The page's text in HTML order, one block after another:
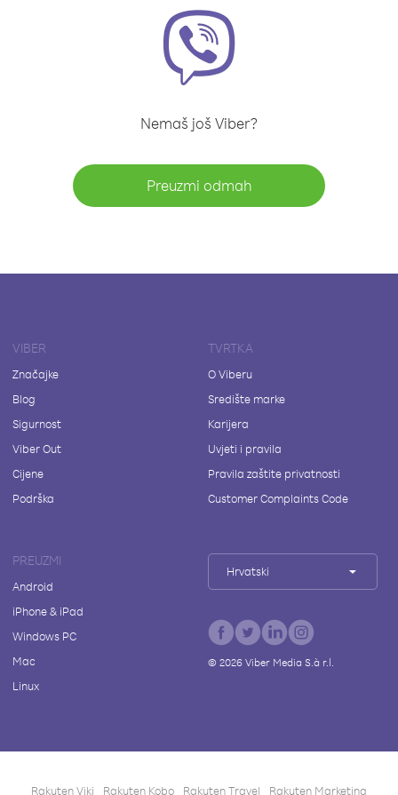
Nemaš još Viber?
Preuzmi odmah
VIBER
Značajke
Blog
Sigurnost
Viber Out
Cijene
Podrška
TVRTKA
O Viberu
Središte marke
Karijera
Uvjeti i pravila
Pravila zaštite privatnosti
Customer Complaints Code
PREUZMI
Android
iPhone & iPad
Windows PC
Mac
Linux
Hrvatski
© 2026Viber Media S.à r.l.
Rakuten Viki Rakuten Kobo Rakuten Travel Rakuten Marketing